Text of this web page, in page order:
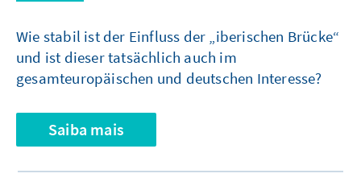
Wie stabil ist der Einfluss der „iberischen Brücke“
und ist dieser tatsächlich auch im
gesamteuropäischen und deutschen Interesse?
Saiba mais